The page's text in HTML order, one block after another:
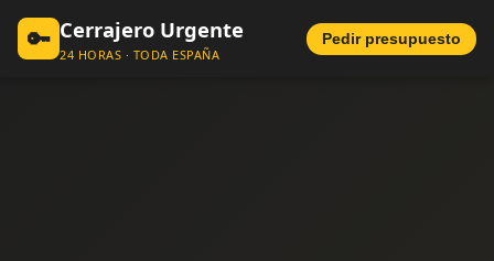
🔑 Cerrajero Urgente
24 HORAS · TODA ESPAÑA
Pedir presupuesto